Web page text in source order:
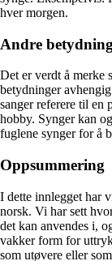
hver morgen.
Andre
Det er verdt å merke
betydninger
sanger referere til en
hobby. Synger kan
fuglene synger for å
Oppsummering
I dette innlegget har
norsk. Vi har sett
det kan anvendes i,
vakker form for
som utøvere eller